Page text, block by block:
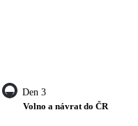
Den 3
Volno a návrat do ČR